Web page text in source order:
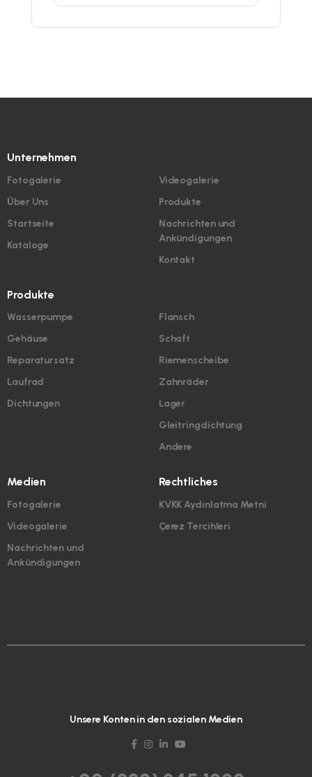
Unternehmen
Fotogalerie
Über Uns
Startseite
Kataloge
Videogalerie
Produkte
Nachrichten und
Ankündigungen
Kontakt
Produkte
Wasserpumpe
Gehäuse
Reparatursatz
Laufrad
Dichtungen
Flansch
Schaft
Riemenscheibe
Zahnräder
Lager
Gleitringdichtung
Andere
Medien
Fotogalerie
Videogalerie
Nachrichten und
Ankündigungen
Rechtliches
KVKK Aydınlatma Metni
Çerez Tercihleri
Unsere Konten in den sozialen Medien